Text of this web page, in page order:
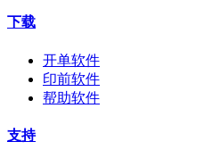
下载
开单软件
印前软件
帮助软件
支持